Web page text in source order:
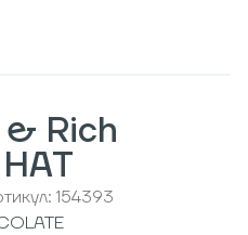
Rich
154393